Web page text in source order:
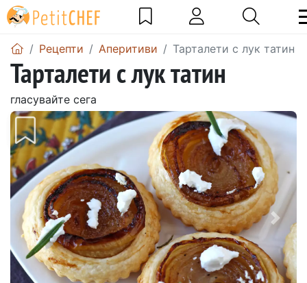
Рецепти Аперитиви Тарталети с лук татин
Тарталети с лук татин
гласувайте сега
Предишен